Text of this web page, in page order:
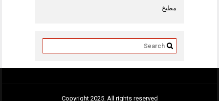
مطبخ
Copyright 2025. All rights reserved